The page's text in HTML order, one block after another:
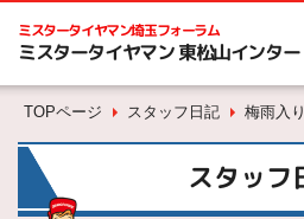
ミスタータイヤマン埼玉フォーラム
ミスタータイヤマン 東松山インター
TOPページ スタッフ日記 梅雨入り
スタッフ